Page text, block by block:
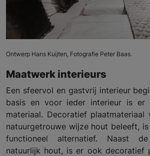
Ontwerp Hans Kuijten, Fotografie Peter Baas.
Maatwerk interieurs
Een sfeervol en gastvrij interieur
basis en voor ieder interieur is er
materiaal. Decoratief
natuurgetrouwe wijze hout beleeft,
functioneel alternatief. Naast
natuurlijk hout, is er ook decoratief